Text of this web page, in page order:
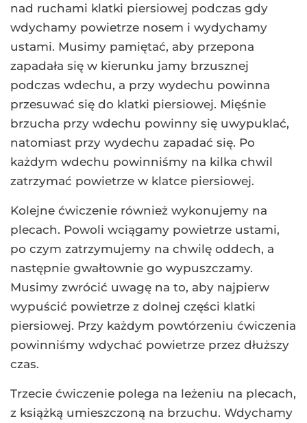
nad ruchami klatki piersiowej podczas gdy
wdychamy powietrze nosem i wydychamy
ustami. Musimy pamiętać, aby przepona
zapadała się w kierunku jamy brzusznej
podczas wdechu, a przy wydechu powinna
przesuwać się do klatki piersiowej. Mięśnie
brzucha przy wdechu powinny się uwypuklać,
natomiast przy wydechu zapadać się. Po
każdym wdechu powinniśmy na kilka chwil
zatrzymać powietrze w klatce piersiowej.
Kolejne ćwiczenie również wykonujemy na
plecach. Powoli wciągamy powietrze ustami,
po czym zatrzymujemy na chwilę oddech, a
następnie gwałtownie go wypuszczamy.
Musimy zwrócić uwagę na to, aby najpierw
wypuścić powietrze z dolnej części klatki
piersiowej. Przy każdym powtórzeniu ćwiczenia
powinniśmy wdychać powietrze przez dłuższy
czas.
Trzecie ćwiczenie polega na leżeniu na plecach,
z książką umieszczoną na brzuchu. Wdychamy